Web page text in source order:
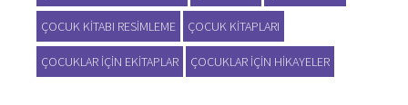
ÇOCUK KITABI RESIMLEME ÇOCUK KITAPLARI
ÇOCUKLAR IÇIN EKITAPLAR ÇOCUKLAR IÇIN HIKAYELER